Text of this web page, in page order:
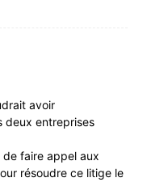
avoir
deux entreprises
de faire appel aux
résoudre ce litige le